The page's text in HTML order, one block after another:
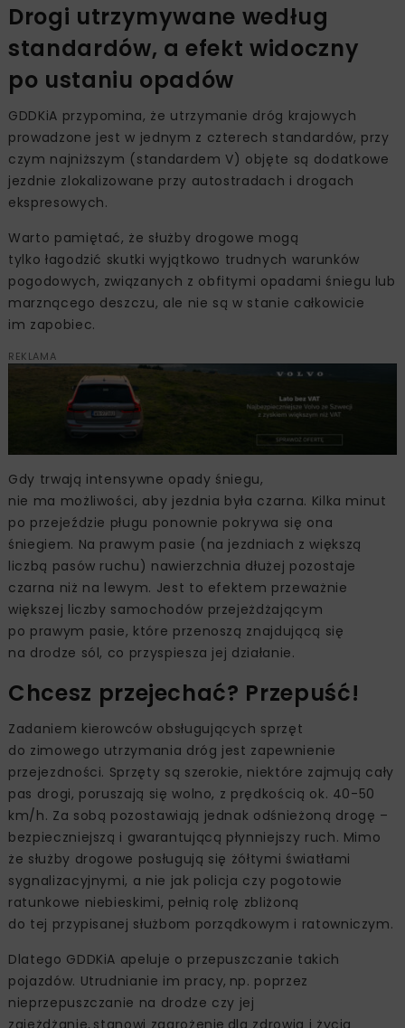
Drogi utrzymywane według
standardów, a efekt widoczny
po ustaniu opadów
GDDKiA przypomina, że utrzymanie dróg krajowych
prowadzone jest w jednym z czterech standardów, przy
czym najniższym (standardem V) objęte są dodatkowe
jezdnie zlokalizowane przy autostradach i drogach
ekspresowych.
Warto pamiętać, że służby drogowe mogą
tylko łagodzić skutki wyjątkowo trudnych warunków
pogodowych, związanych z obfitymi opadami śniegu lub
marznącego deszczu, ale nie są w stanie całkowicie
im zapobiec.
REKLAMA
Gdy trwają intensywne opady śniegu,
nie ma możliwości, aby jezdnia była czarna. Kilka minut
po przejeździe pługu ponownie pokrywa się ona
śniegiem. Na prawym pasie (na jezdniach z większą
liczbą pasów ruchu) nawierzchnia dłużej pozostaje
czarna niż na lewym. Jest to efektem przeważnie
większej liczby samochodów przejeżdżającym
po prawym pasie, które przenoszą znajdującą się
na drodze sól, co przyspiesza jej działanie.
Chcesz przejechać? Przepuść!
Zadaniem kierowców obsługujących sprzęt
do zimowego utrzymania dróg jest zapewnienie
przejezdności. Sprzęty są szerokie, niektóre zajmują cały
pas drogi, poruszają się wolno, z prędkością ok. 40-50
km/h. Za sobą pozostawiają jednak odśnieżoną drogę –
bezpieczniejszą i gwarantującą płynniejszy ruch. Mimo
że służby drogowe posługują się żółtymi światłami
sygnalizacyjnymi, a nie jak policja czy pogotowie
ratunkowe niebieskimi, pełnią rolę zbliżoną
do tej przypisanej służbom porządkowym i ratowniczym.
Dlatego GDDKiA apeluje o przepuszczanie takich
pojazdów. Utrudnianie im pracy, np. poprzez
nieprzepuszczanie na drodze czy jej